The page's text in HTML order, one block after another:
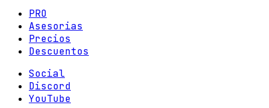
PRO
Asesorias
Precios
Descuentos
Social
Discord
YouTube